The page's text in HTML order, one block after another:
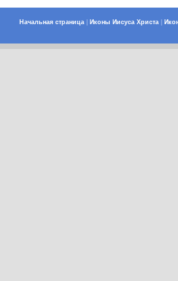
Начальная страница| Иконы Иисуса Христа|